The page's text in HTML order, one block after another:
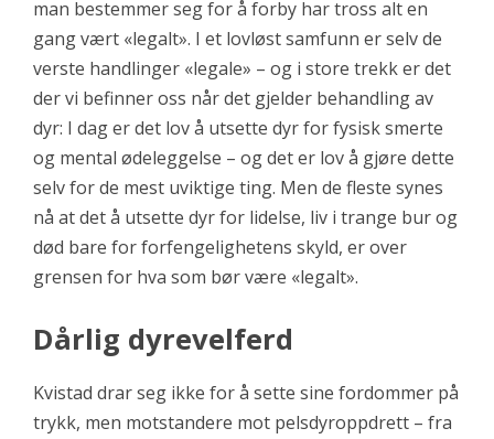
man bestemmer seg for å forby har tross alt en
gang vært «legalt». I et lovløst samfunn er selv de
verste handlinger «legale» – og i store trekk er det
der vi befinner oss når det gjelder behandling av
dyr: I dag er det lov å utsette dyr for fysisk smerte
og mental ødeleggelse – og det er lov å gjøre dette
selv for de mest uviktige ting. Men de fleste synes
nå at det å utsette dyr for lidelse, liv i trange bur og
død bare for forfengelighetens skyld, er over
grensen for hva som bør være «legalt».
Dårlig dyrevelferd
Kvistad drar seg ikke for å sette sine fordommer på
trykk, men motstandere mot pelsdyroppdrett – fra